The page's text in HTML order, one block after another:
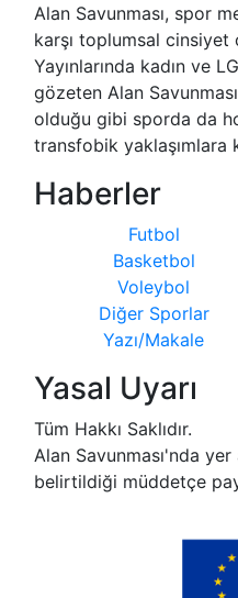
Alan Savunması, spor
karşı toplumsal cinsiyet
Yayınlarında kadın ve
gözeten Alan
olduğu gibi sporda da
transfobik yaklaşımlara
Haberler
Futbol
Basketbol
Voleybol
Diğer Sporlar
Yazı/Makale
Yasal Uyarı
Tüm Hakkı Saklıdır.
Alan Savunması'nda
belirtildiği müddetçe